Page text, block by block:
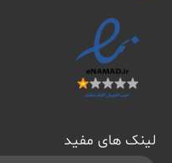
لینک های مفید